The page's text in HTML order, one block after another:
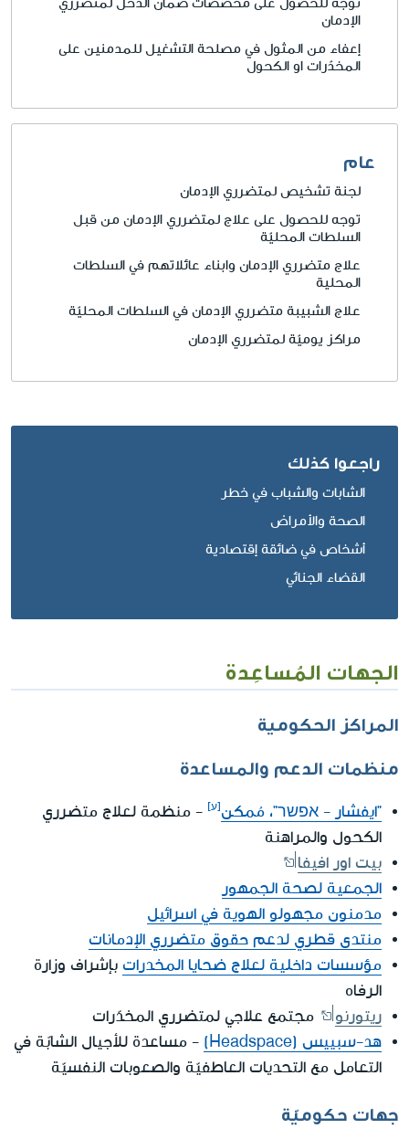
توجه للحصول على مخصصات ضمان الدخل لمتضرري
الإدمان
إعفاء من المثول في مصلحة التشغيل للمدمنين على
المخدّرات او الكحول
عام
لجنة تشخيص لمتضرري الإدمان
توجه للحصول على علاج لمتضرري الإدمان من قبل
السلطات المحليّة
علاج متضرري الإدمان وابناء عائلاتهم في السلطات
المحلية
علاج الشبيبة متضرري الإدمان في السلطات المحليّة
مراكز يوميّة لمتضرري الإدمان
راجعوا كذلك
الشابات والشباب في خطر
الصحة والأمراض
أشخاص في ضائقة إقتصادية
القضاء الجنائي
الجهات المُساعِدة
المراكز الحكومية
منظمات الدعم والمساعدة
"ايفشار - אפשר"، مُمكن
- منظمة لعلاج متضرري
الكحول والمراهنة
بيت اور افيفا
الجمعية لصحة الجمهور
مدمنون مجهولو الهوية في اسرائيل
منتدى قطري لدعم حقوق متضرري الإدمانات
مؤسسات داخلية لعلاج ضحايا المخدرات بإشراف وزارة
الرفاه
ريتورنو
مجتمع علاجي لمتضرري المخدّرات
هد-سبييس (Headspace)
- مساعدة للأجيال الشابّة في
التعامل مع التحديات العاطفيّة والصعوبات النفسيّة
جهات حكوميّة